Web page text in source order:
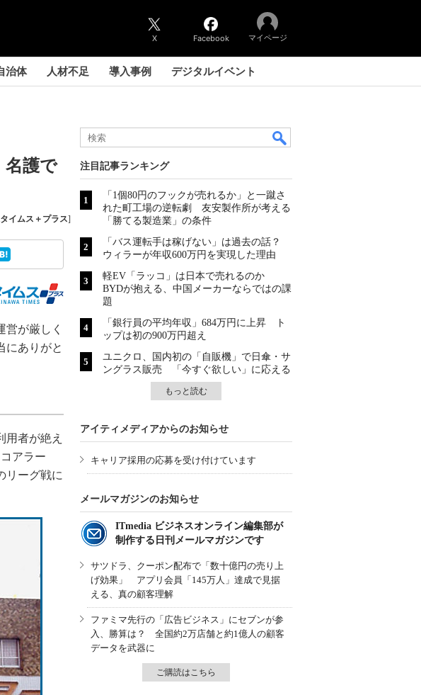
X Facebook マイページ
治体 人材不足 導入事例 デジタルイベント
護で
イムス＋プラス]
が厳しく
にありがと
者が絶え
アラー
リーグ戦に
注目記事ランキング
「1個80円のフックが売れるか」と一蹴さ
れた町工場の逆転劇 友安製作所が考える
「勝てる製造業」の条件
「バス運転手は稼げない」は過去の話？
ウィラーが年収600万円を実現した理由
軽EV「ラッコ」は日本で売れるのか
BYDが抱える、中国メーカーならではの課
題
「銀行員の平均年収」684万円に上昇 ト
ップは初の900万円超え
ユニクロ、国内初の「自販機」で日傘・サ
ングラス販売 「今すぐ欲しい」に応える
もっと読む
アイティメディアからのお知らせ
キャリア採用の応募を受け付けています
メールマガジンのお知らせ
ITmedia ビジネスオンライン編集部が
制作する日刊メールマガジンです
サツドラ、クーポン配布で「数十億円の売り上
げ効果」 アプリ会員「145万人」達成で見据
える、真の顧客理解
ファミマ先行の「広告ビジネス」にセブンが参
入、勝算は？ 全国約2万店舗と約1億人の顧客
データを武器に
ご購読はこちら